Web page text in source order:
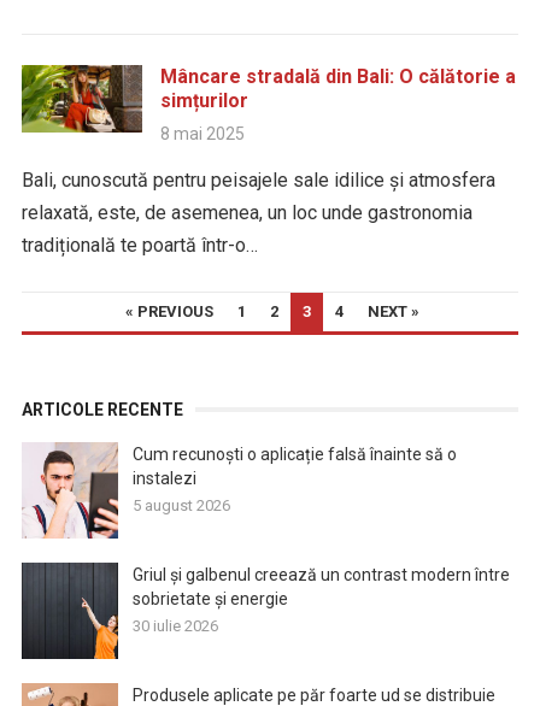
Mâncare stradală din Bali: O călătorie a
simțurilor
8 mai 2025
Bali, cunoscută pentru peisajele sale idilice și atmosfera
relaxată, este, de asemenea, un loc unde gastronomia
tradițională te poartă într-o…
ARTICOLE
« PREVIOUS 1 2 3 4 NEXT »
ARTICOLE RECENTE
Cum recunoști o aplicație falsă înainte să o
instalezi
5 august 2026
Griul și galbenul creează un contrast modern între
sobrietate și energie
30 iulie 2026
Produsele aplicate pe păr foarte ud se distribuie